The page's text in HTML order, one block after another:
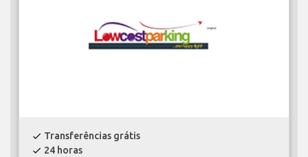
check Transferências grátis
check 24 horas